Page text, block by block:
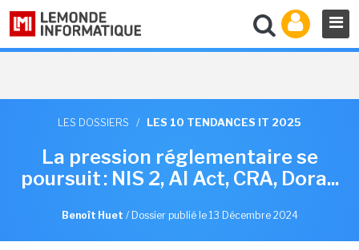
LES DOSSIERS / LES 10 TENDANCES IT 2025
La pression réglementaire se
poursuit : NIS 2, AI Act, CRA, Dora...
Benoît Huet / Dossier publié le 13 Décembre 2024